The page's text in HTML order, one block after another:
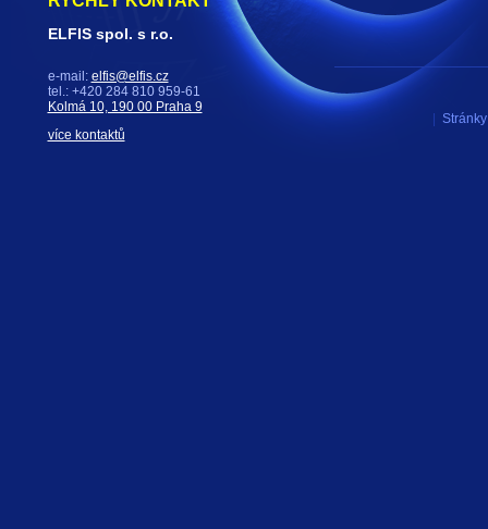
ELFIS spol. s r.o.
e-mail: elfis@elfis.cz
tel.: +420 284 810 959-61
Kolmá 10, 190 00 Praha 9
více kontaktů